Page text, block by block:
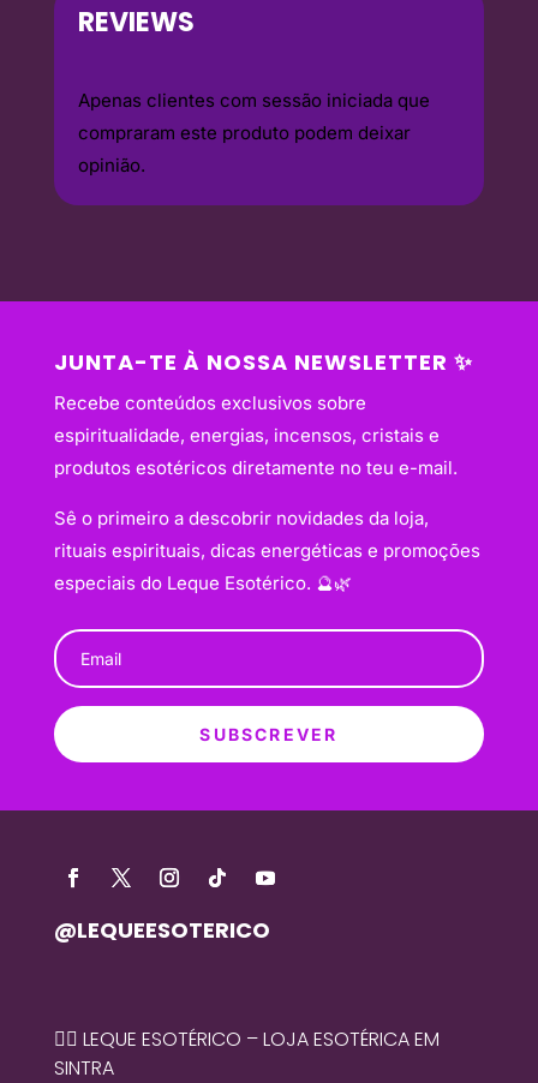
REVIEWS
Apenas clientes com sessão iniciada que
compraram este produto podem deixar
opinião.
JUNTA-TE À NOSSA NEWSLETTER ✨
Recebe conteúdos exclusivos sobre
espiritualidade, energias, incensos, cristais e
produtos esotéricos diretamente no teu e-mail.
Sê o primeiro a descobrir novidades da loja,
rituais espirituais, dicas energéticas e promoções
especiais do Leque Esotérico. 🔮🌿
SUBSCREVER
@LEQUEESOTERICO
🧙‍♀️ LEQUE ESOTÉRICO – LOJA ESOTÉRICA EM
SINTRA